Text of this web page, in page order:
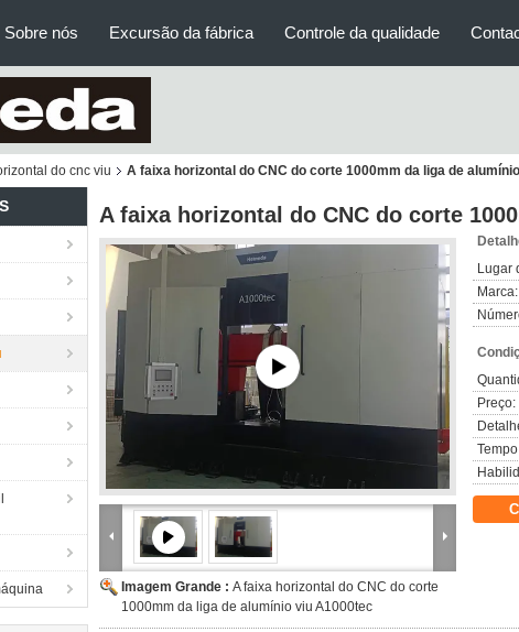
Sobre nós Excursão da fábrica Controle da qualidade
do cnc viu A faixa horizontal do CNC do corte 1000mm da liga de
A faixa horizontal do CNC do corte
Imagem Grande : A faixa horizontal do CNC do corte
1000mm da liga de alumínio viu A1000tec
Lugar
Marca:
Preço: